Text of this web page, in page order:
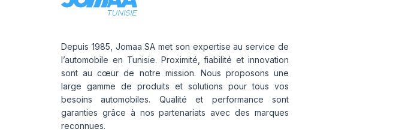
Depuis 1985, Jomaa SA met son expertise au service de
l’automobile en Tunisie. Proximité, fiabilité et innovation
sont au cœur de notre mission. Nous proposons une
large gamme de produits et solutions pour tous vos
besoins automobiles. Qualité et performance sont
garanties grâce à nos partenariats avec des marques
reconnues.